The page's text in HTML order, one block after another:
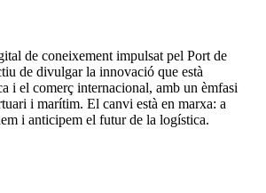
de coneixement impulsat pel Port de
de divulgar la innovació que està
i el comerç internacional, amb un èmfasi
i marítim. El canvi està en marxa: a
i anticipem el futur de la logística.